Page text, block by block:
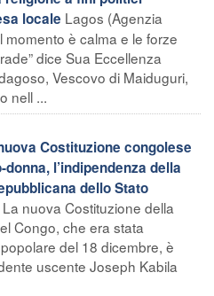
locale Lagos (Agenzia
momento è calma e le forze
dice Sua Eccellenza
Vescovo di Maiduguri,
nell ...
Costituzione congolese
l’indipendenza della
dello Stato
nuova Costituzione della
Congo, che era stata
del 18 dicembre, è
uscente Joseph Kabila